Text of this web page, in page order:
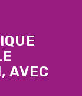
AVEC